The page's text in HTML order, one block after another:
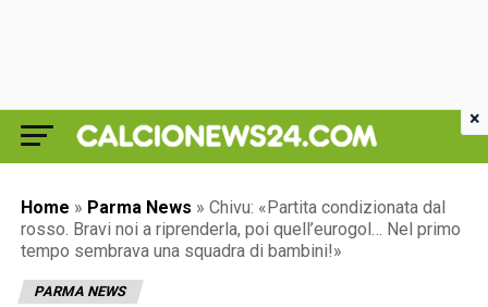
Home » Parma News » Chivu: «Partita condizionata dal
rosso. Bravi noi a riprenderla, poi quell’eurogol… Nel primo
tempo sembrava una squadra di bambini!»
PARMA NEWS
×